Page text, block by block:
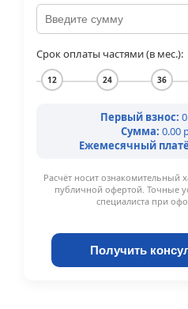
Получить
Срок оплаты частями (в мес.):
12 24 36
Первый взнос:
Сумма: 0.00
Ежемесячный
Расчёт носит ознакомительный
публичной офертой. Точные
специалиста при